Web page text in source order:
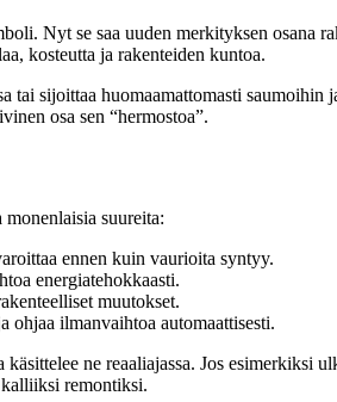
Nyt se saa uuden merkityksen osana
kosteutta ja rakenteiden kuntoa.
tai sijoittaa huomaamattomasti
osa sen “hermostoa”.
suureita:
ennen kuin vaurioita syntyy.
energiatehokkaasti.
muutokset.
ohjaa ilmanvaihtoa automaattisesti.
ne reaaliajassa. Jos
remontiksi.